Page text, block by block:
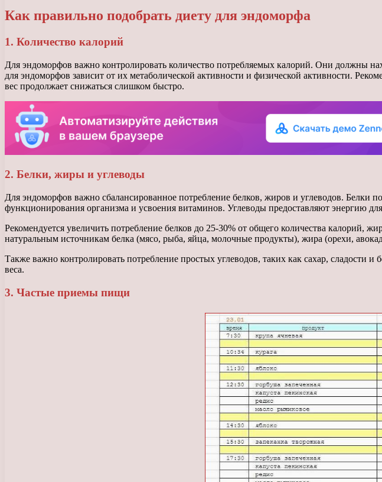
Как правильно подобрать диету для эндоморфа
1. Количество калорий
Для эндоморфов важно контролировать количество потребляемых калорий. Они должны
для эндоморфов зависит от их метаболической активности и физической активности.
вес продолжает снижаться слишком быстро.
2. Белки, жиры и углеводы
Для эндоморфов важно сбалансированное потребление белков, жиров и углеводов.
функционирования организма и усвоения витаминов. Углеводы предоставляют энергию
Рекомендуется увеличить потребление белков до 25-30% от общего количества калорий,
натуральным источникам белка (мясо, рыба, яйца, молочные продукты), жира (орехи,
Также важно контролировать потребление простых углеводов, таких как сахар,
веса.
3. Частые приемы пищи